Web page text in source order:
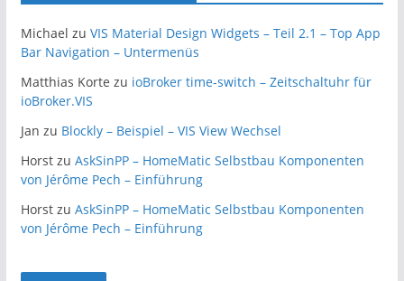
Michael zu VIS Material Design Widgets – Teil 2.1 – Top App
Bar Navigation – Untermenüs
Matthias Korte zu ioBroker time-switch – Zeitschaltuhr für
ioBroker.VIS
Jan zu Blockly – Beispiel – VIS View Wechsel
Horstzu AskSinPP – HomeMatic Selbstbau Komponenten
von Jérôme Pech – Einführung
Horstzu AskSinPP – HomeMatic Selbstbau Komponenten
von Jérôme Pech – Einführung